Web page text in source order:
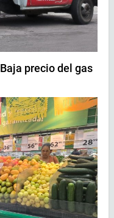
Baja precio del gas